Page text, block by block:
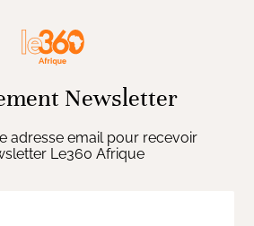
Newsletter
adresse email pour recevoir
Le360 Afrique